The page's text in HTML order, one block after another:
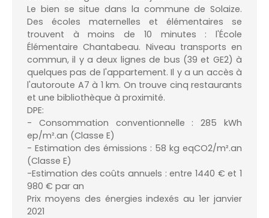
Le bien se situe dans la commune de Solaize.
Des écoles maternelles et élémentaires se
trouvent à moins de 10 minutes : l'École
Élémentaire Chantabeau. Niveau transports en
commun, il y a deux lignes de bus (39 et GE2) à
quelques pas de l'appartement. Il y a un accès à
l'autoroute A7 à 1 km. On trouve cinq restaurants
et une bibliothèque à proximité.
DPE:
- Consommation conventionnelle : 285 kWh
ep/m².an (Classe E)
- Estimation des émissions : 58 kg eqCO2/m².an
(Classe E)
-Estimation des coûts annuels : entre 1440 € et 1
980 € par an
Prix moyens des énergies indexés au 1er janvier
2021